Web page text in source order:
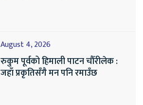
August 4, 2026
रुकुम पूर्वको हिमाली पाटन चौँरीलेक :
जहाँ प्रकृतिसँगै मन पनि रमाउँछ